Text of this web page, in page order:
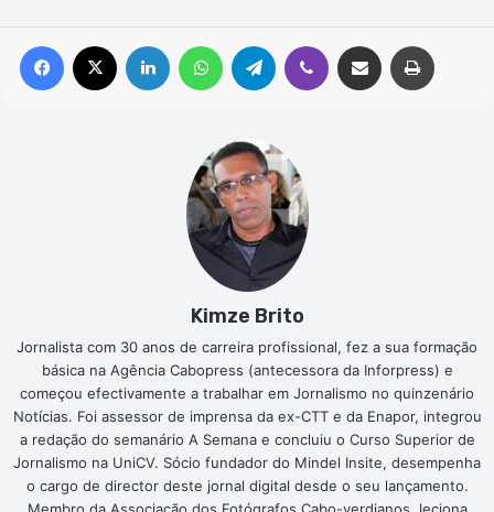
Facebook Linkedin WhatsAppTelegram Viber Compartilhar via e-mail
Kimze Brito
Jornalista com 30 anos de carreira profissional, fez a sua formação
básica na Agência Cabopress (antecessora da Inforpress) e
começou efectivamente a trabalhar em Jornalismo no quinzenário
Notícias. Foi assessor de imprensa da ex-CTT e da Enapor, integrou
a redação do semanário A Semana e concluiu o Curso Superior de
Jornalismo na UniCV. Sócio fundador do Mindel Insite, desempenha
o cargo de director deste jornal digital desde o seu lançamento.